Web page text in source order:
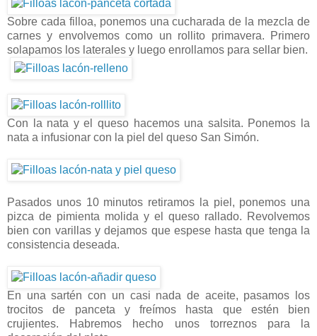
Sobre cada filloa, ponemos una cucharada de la mezcla de
carnes y envolvemos como un rollito primavera. Primero
solapamos los laterales y luego enrollamos para sellar bien.
Con la nata y el queso hacemos una salsita. Ponemos la
nata a infusionar con la piel del queso San Simón.
Pasados unos 10 minutos retiramos la piel, ponemos una
pizca de pimienta molida y el queso rallado. Revolvemos
bien con varillas y dejamos que espese hasta que tenga la
consistencia deseada.
En una sartén con un casi nada de aceite, pasamos los
trocitos de panceta y freímos hasta que estén bien
crujientes. Habremos hecho unos torreznos para la